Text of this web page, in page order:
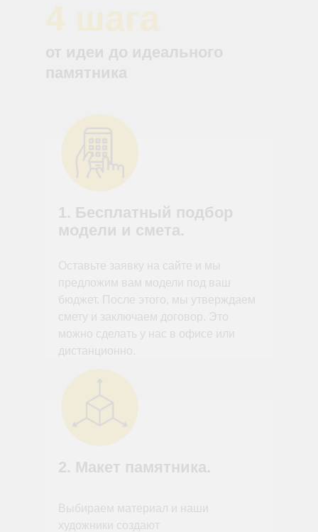
1. Бесплатный подбор
модели и смета.
Оставьте заявку на сайте и мы
предложим вам модели под ваш
бюджет. После этого, мы утверждаем
смету и заключаем договор. Это
можно сделать у нас в офисе или
дистанционно.
2. Макет памятника.
Выбираем материал и наши
художники создают